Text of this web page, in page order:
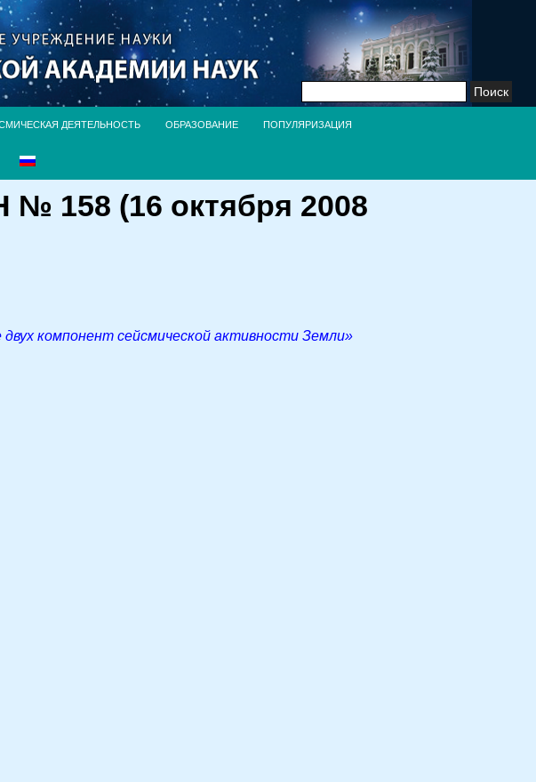
Найти:
ДЕЯТЕЛЬНОСТЬ ОБРАЗОВАНИЕ ПОПУЛЯРИЗАЦИЯ
158 (16 октября 2008
компонент сейсмической активности Земли»